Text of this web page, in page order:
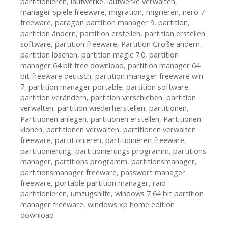
manager spiele freeware, migration, migrieren, nero 7
freeware, paragon partition manager 9, partition,
partition ändern, partition erstellen, partition erstellen
software, partition freeware, Partition Größe ändern,
partition löschen, partition magic 7.0, partition
manager 64 bit free download, partition manager 64
bit freeware deutsch, partition manager freeware win
7, partition manager portable, partition software,
partition verändern, partition verschieben, partition
verwalten, partition wiederherstellen, partitionen,
Partitionen anlegen, partitionen erstellen, Partitionen
klonen, partitionen verwalten, partitionen verwalten
freeware, partitionieren, partitionieren freeware,
partitionierung, partitionierungs programm, partitions
manager, partitions programm, partitionsmanager,
partitionsmanager freeware, passwort manager
freeware, portable partition manager, raid
partitionieren, umzugshilfe, windows 7 64 bit partition
manager freeware, windows xp home edition
download